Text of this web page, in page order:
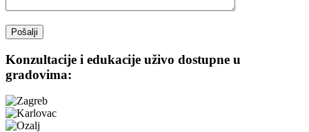
Konzultacije i edukacije uživo dostupne u
gradovima: